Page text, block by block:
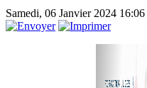
Samedi, 06 Janvier 2024 16:06